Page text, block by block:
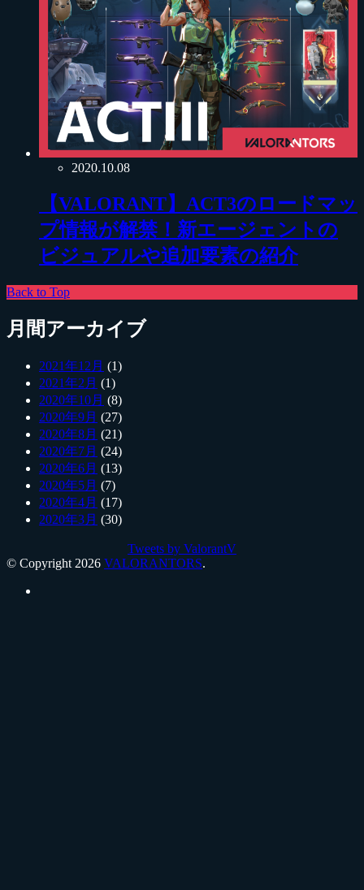
2020.10.08
【VALORANT】ACT3のロードマッ
プ情報が解禁！新エージェントの
ビジュアルや追加要素の紹介
Back to Top
月間アーカイブ
2021年12月 (1)
2021年2月 (1)
2020年10月 (8)
2020年9月 (27)
2020年8月 (21)
2020年7月 (24)
2020年6月 (13)
2020年5月 (7)
2020年4月 (17)
2020年3月 (30)
Tweets by ValorantV
© Copyright 2026 VALORANTORS.